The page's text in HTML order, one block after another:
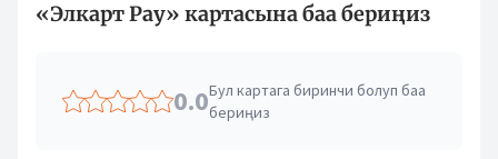
«Элкарт Pay» картасына баа бериңиз
0.0Бул картага биринчи болуп баа
бериңиз